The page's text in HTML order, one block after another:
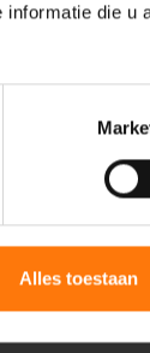
die u
Alles toestaan